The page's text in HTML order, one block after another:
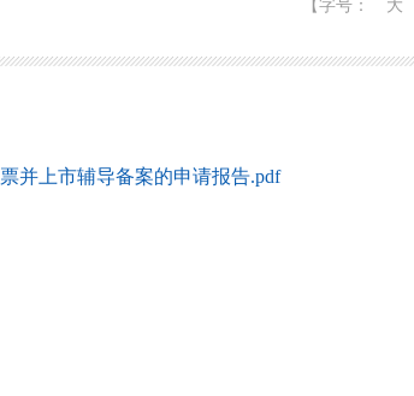
【字号： 大
并上市辅导备案的申请报告.pdf